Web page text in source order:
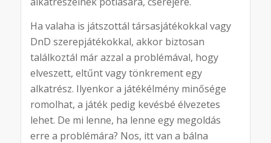
Ha valaha is játszottál társasjátékokkal vagy
DnD szerepjátékokkal, akkor biztosan
találkoztál már azzal a problémával, hogy
elveszett, eltűnt vagy tönkrement egy
alkatrész. Ilyenkor a játékélmény minősége
romolhat, a játék pedig kevésbé élvezetes
lehet. De mi lenne, ha lenne egy megoldás
erre a problémára? Nos, itt van a bálna